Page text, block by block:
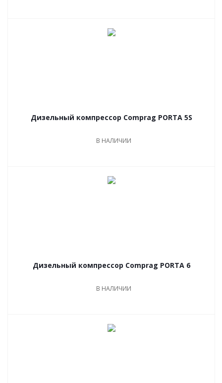
Дизельный компрессор Comprag PORTA 5S
В НАЛИЧИИ
Дизельный компрессор Comprag PORTA 6
В НАЛИЧИИ